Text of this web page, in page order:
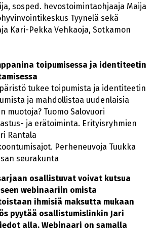
sosped. hevostoimintaohjaaja Maija
Tyynelä sekä
Kari-Pekka Vehkaoja, Sotkamon
toipumisessa ja identiteetin
tukee toipumista ja identiteetin
ja mahdollistaa uudenlaisia
muotoja? Tuomo Salovuori
ja erätoiminta. Erityisryhmien
Rantala
Perheneuvoja Tuukka
seurakunta
osallistuvat voivat kutsua
webinaariin omista
ihmisiä maksutta mukaan
pyytää osallistumislinkin Jari
alla. Webinaari on samalla